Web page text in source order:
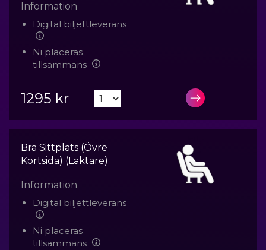
Information
Digital biljettleverans
Ni placeras
tillsammans
1295 kr LÄGG I
Bra Sittplats (Övre
Kortsida) (Läktare)
Information
Digital biljettleverans
Ni placeras
tillsammans